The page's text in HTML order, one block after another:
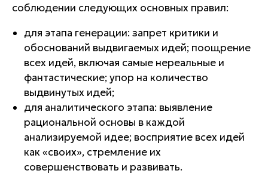
соблюдении следующих основных правил:
для этапа генерации: запрет критики и
обоснований выдвигаемых идей; поощрение
всех идей, включая самые нереальные и
фантастические; упор на количество
выдвинутых идей;
для аналитического этапа: выявление
рациональной основы в каждой
анализируемой идее; восприятие всех идей
как «своих», стремление их
совершенствовать и развивать.